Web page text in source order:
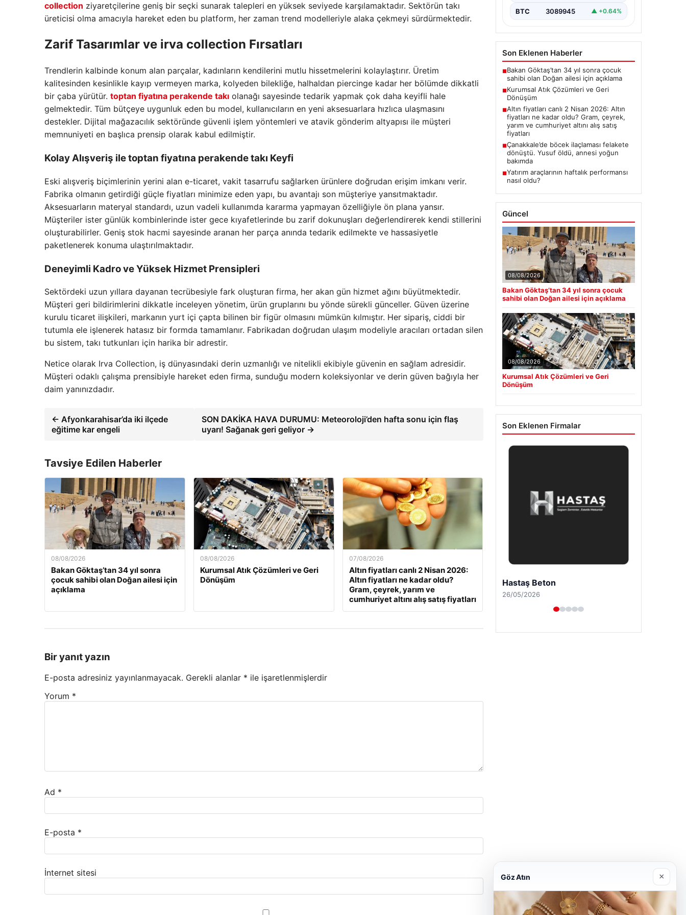
collection ziyaretçilerine geniş bir seçki sunarak talepleri en yüksek seviyede karşılamaktadır. Sektörün takı
üreticisi olma amacıyla hareket eden bu platform, her zaman trend modelleriyle alaka çekmeyi sürdürmektedir.
Zarif Tasarımlar ve irva collection Fırsatları
Trendlerin kalbinde konum alan parçalar, kadınların kendilerini mutlu hissetmelerini kolaylaştırır. Üretim
kalitesinden kesinlikle kayıp vermeyen marka, kolyeden bilekliğe, halhaldan piercinge kadar her bölümde dikkatli
bir çaba yürütür. toptan fiyatına perakende takı olanağı sayesinde tedarik yapmak çok daha keyifli hale
gelmektedir. Tüm bütçeye uygunluk eden bu model, kullanıcıların en yeni aksesuarlara hızlıca ulaşmasını
destekler. Dijital mağazacılık sektöründe güvenli işlem yöntemleri ve atavik gönderim altyapısı ile müşteri
memnuniyeti en başlıca prensip olarak kabul edilmiştir.
Kolay Alışveriş ile toptan fiyatına perakende takı Keyfi
Eski alışveriş biçimlerinin yerini alan e-ticaret, vakit tasarrufu sağlarken ürünlere doğrudan erişim imkanı verir.
Fabrika olmanın getirdiği güçle fiyatları minimize eden yapı, bu avantajı son müşteriye yansıtmaktadır.
Aksesuarların materyal standardı, uzun vadeli kullanımda kararma yapmayan özelliğiyle ön plana yansır.
Müşteriler ister günlük kombinlerinde ister gece kıyafetlerinde bu zarif dokunuşları değerlendirerek kendi stillerini
oluşturabilirler. Geniş stok hacmi sayesinde aranan her parça anında tedarik edilmekte ve hassasiyetle
paketlenerek konuma ulaştırılmaktadır.
Deneyimli Kadro ve Yüksek Hizmet Prensipleri
Sektördeki uzun yıllara dayanan tecrübesiyle fark oluşturan firma, her akan gün hizmet ağını büyütmektedir.
Müşteri geri bildirimlerini dikkatle inceleyen yönetim, ürün gruplarını bu yönde sürekli günceller. Güven üzerine
kurulu ticaret ilişkileri, markanın yurt içi çapta bilinen bir figür olmasını mümkün kılmıştır. Her sipariş, ciddi bir
tutumla ele işlenerek hatasız bir formda tamamlanır. Fabrikadan doğrudan ulaşım modeliyle aracıları ortadan silen
bu sistem, takı tutkunları için harika bir adrestir.
Netice olarak Irva Collection, iş dünyasındaki derin uzmanlığı ve nitelikli ekibiyle güvenin en sağlam adresidir.
Müşteri odaklı çalışma prensibiyle hareket eden firma, sunduğu modern koleksiyonlar ve derin güven bağıyla her
daim yanınızdadır.
← Afyonkarahisar’da iki ilçede
eğitime kar engeli
SON DAKİKA HAVA DURUMU: Meteoroloji’den hafta sonu için flaş
uyarı! Sağanak geri geliyor →
Tavsiye Edilen Haberler
08/08/2026
Bakan Göktaş’tan 34 yıl sonra
çocuk sahibi olan Doğan ailesi için
açıklama
08/08/2026
Kurumsal Atık Çözümleri ve Geri
Dönüşüm
07/08/2026
Altın fiyatları canlı 2 Nisan 2026:
Altın fiyatları ne kadar oldu?
Gram, çeyrek, yarım ve
cumhuriyet altını alış satış fiyatları
Bir yanıt yazın
E-posta adresiniz yayınlanmayacak. Gerekli alanlar * ile işaretlenmişlerdir
Yorum *
Ad *
E-posta *
İnternet sitesi
BTC 3089945 ▲ +0.64%
Son Eklenen Haberler
■Bakan Göktaş’tan 34 yıl sonra çocuk
sahibi olan Doğan ailesi için açıklama
■Kurumsal Atık Çözümleri ve Geri
Dönüşüm
■Altın fiyatları canlı 2 Nisan 2026: Altın
fiyatları ne kadar oldu? Gram, çeyrek,
yarım ve cumhuriyet altını alış satış
fiyatları
■Çanakkale’de böcek ilaçlaması felakete
dönüştü. Yusuf öldü, annesi yoğun
bakımda
■Yatırım araçlarının haftalık performansı
nasıl oldu?
Güncel
08/08/2026
Bakan Göktaş’tan 34 yıl sonra çocuk
sahibi olan Doğan ailesi için açıklama
08/08/2026
Kurumsal Atık Çözümleri ve Geri
Dönüşüm
Son Eklenen Firmalar
Prenses Night Club
29/04/2026
Göz Atın ×